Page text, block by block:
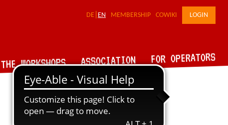
DE EN MEMBERSHIP COWIKI LOGIN
THE WORKSHOPS ASSOCIATION FOR OPERATORS